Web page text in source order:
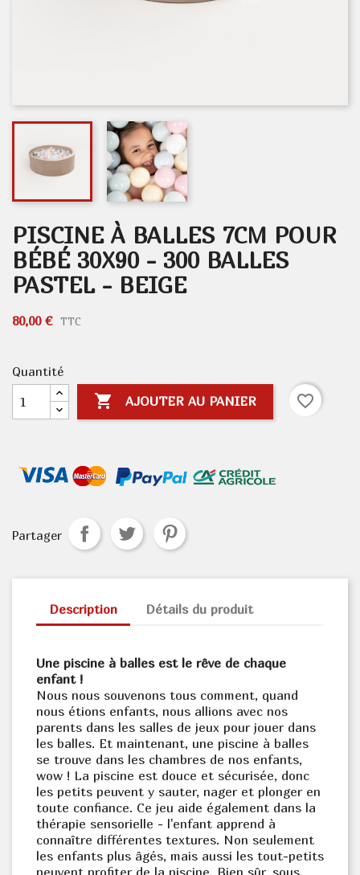
PISCINE À BALLES 7CM POUR
BÉBÉ 30X90 - 300 BALLES
PASTEL - BEIGE
80,00 € TTC
Quantité
 AJOUTER AU PANIER favorite_border
Partager
Description Détails du produit
Une piscine à balles est le rêve de chaque
enfant !
Nous nous souvenons tous comment, quand
nous étions enfants, nous allions avec nos
parents dans les salles de jeux pour jouer dans
les balles. Et maintenant, une piscine à balles
se trouve dans les chambres de nos enfants,
wow ! La piscine est douce et sécurisée, donc
les petits peuvent y sauter, nager et plonger en
toute confiance. Ce jeu aide également dans la
thérapie sensorielle - l'enfant apprend à
connaître différentes textures. Non seulement
les enfants plus âgés, mais aussi les tout-petits